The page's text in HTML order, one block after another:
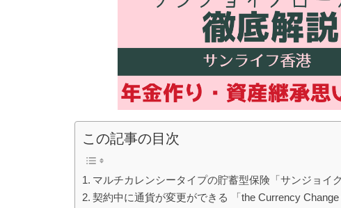
この記事の目次
マルチカレンシータイプの貯蓄型保険「サンジョイ
契約中に通貨が変更ができる 「the Currency